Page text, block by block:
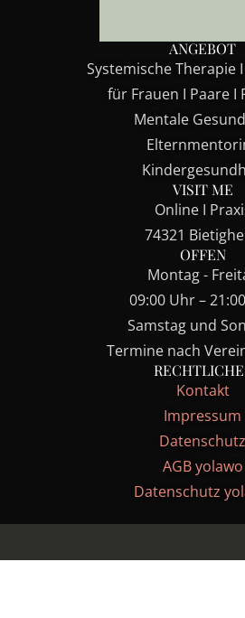
ANGEBOT
Systemische Therapie
für Frauen I Paare I
Mentale
VISIT ME
Online I
74321
OFFEN
Montag -
09:00 Uhr –
Samstag und
Termine nach
Kontakt
Impressum
Datenschutz
AGB yolawo
Datenschutz